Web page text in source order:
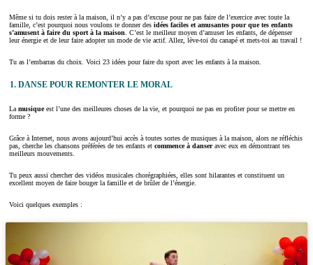
Même si tu dois rester à la maison, il n’y a pas d’excuse pour ne pas faire de l’exercice avec toute la
famille, c’est pourquoi nous voulons te donner des idées faciles et amusantes pour que tes enfants
s’amusent à faire du sport à la maison . C’est le meilleur moyen d’amuser les enfants, de dépenser
leur énergie et de leur faire adopter un mode de vie actif. Allez, lève-toi du canapé et mets-toi au travail !
Tu as l’embarras du choix. Voici 23 idées pour faire du sport avec les enfants à la maison.
1. DANSE POUR REMONTER LE MORAL
La musiqueest l’une des meilleures choses de la vie, et pourquoi ne pas en profiter pour se mettre en
forme ?
Grâce à Internet, nous avons aujourd’hui accès à toutes sortes de musiques à la maison, alors ne réfléchis
pas, cherche les chansons préférées de tes enfants et commence à danseravec eux en démontrant tes
meilleurs mouvements.
Tu peux aussi chercher des vidéos musicales chorégraphiées, elles sont hilarantes et constituent un
excellent moyen de faire bouger la famille et de brûler de l’énergie.
Voici quelques exemples :